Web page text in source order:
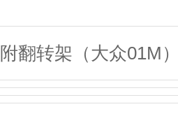
翻转架（大众01M